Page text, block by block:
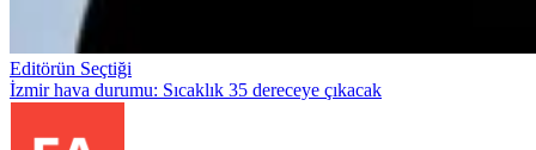
Editörün Seçtiği
İzmir hava durumu: Sıcaklık 35 dereceye çıkacak